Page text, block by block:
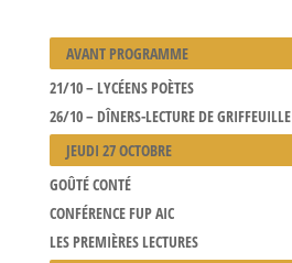
AVANT PROGRAMME
21/10 – LYCÉENS POÈTES
26/10 – DÎNERS-LECTURE DE GRIFFEUILLE
JEUDI 27 OCTOBRE
GOÛTÉ CONTÉ
CONFÉRENCE FUP AIC
LES PREMIÈRES LECTURES